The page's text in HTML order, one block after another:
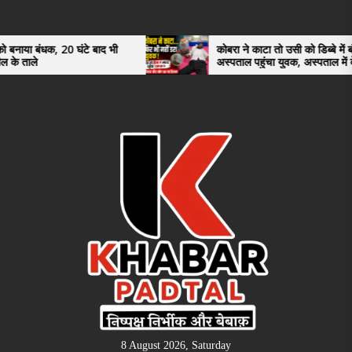
the
content
घंटे बाद भी
कोबरा ने काटा तो उसी को डिब्बे में बंद कर
अस्पताल पहुंचा युवक, अस्पताल में देखकर डॉक्टर
भी रह गए हैरान
8 August 2026, Saturday